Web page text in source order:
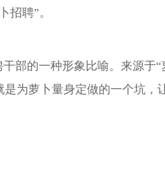
招聘”。
部的一种形象比喻。来源于“
为萝卜量身定做的一个坑，